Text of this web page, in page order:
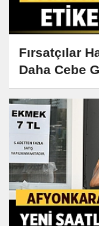
Fırsatçılar
Daha Cebe